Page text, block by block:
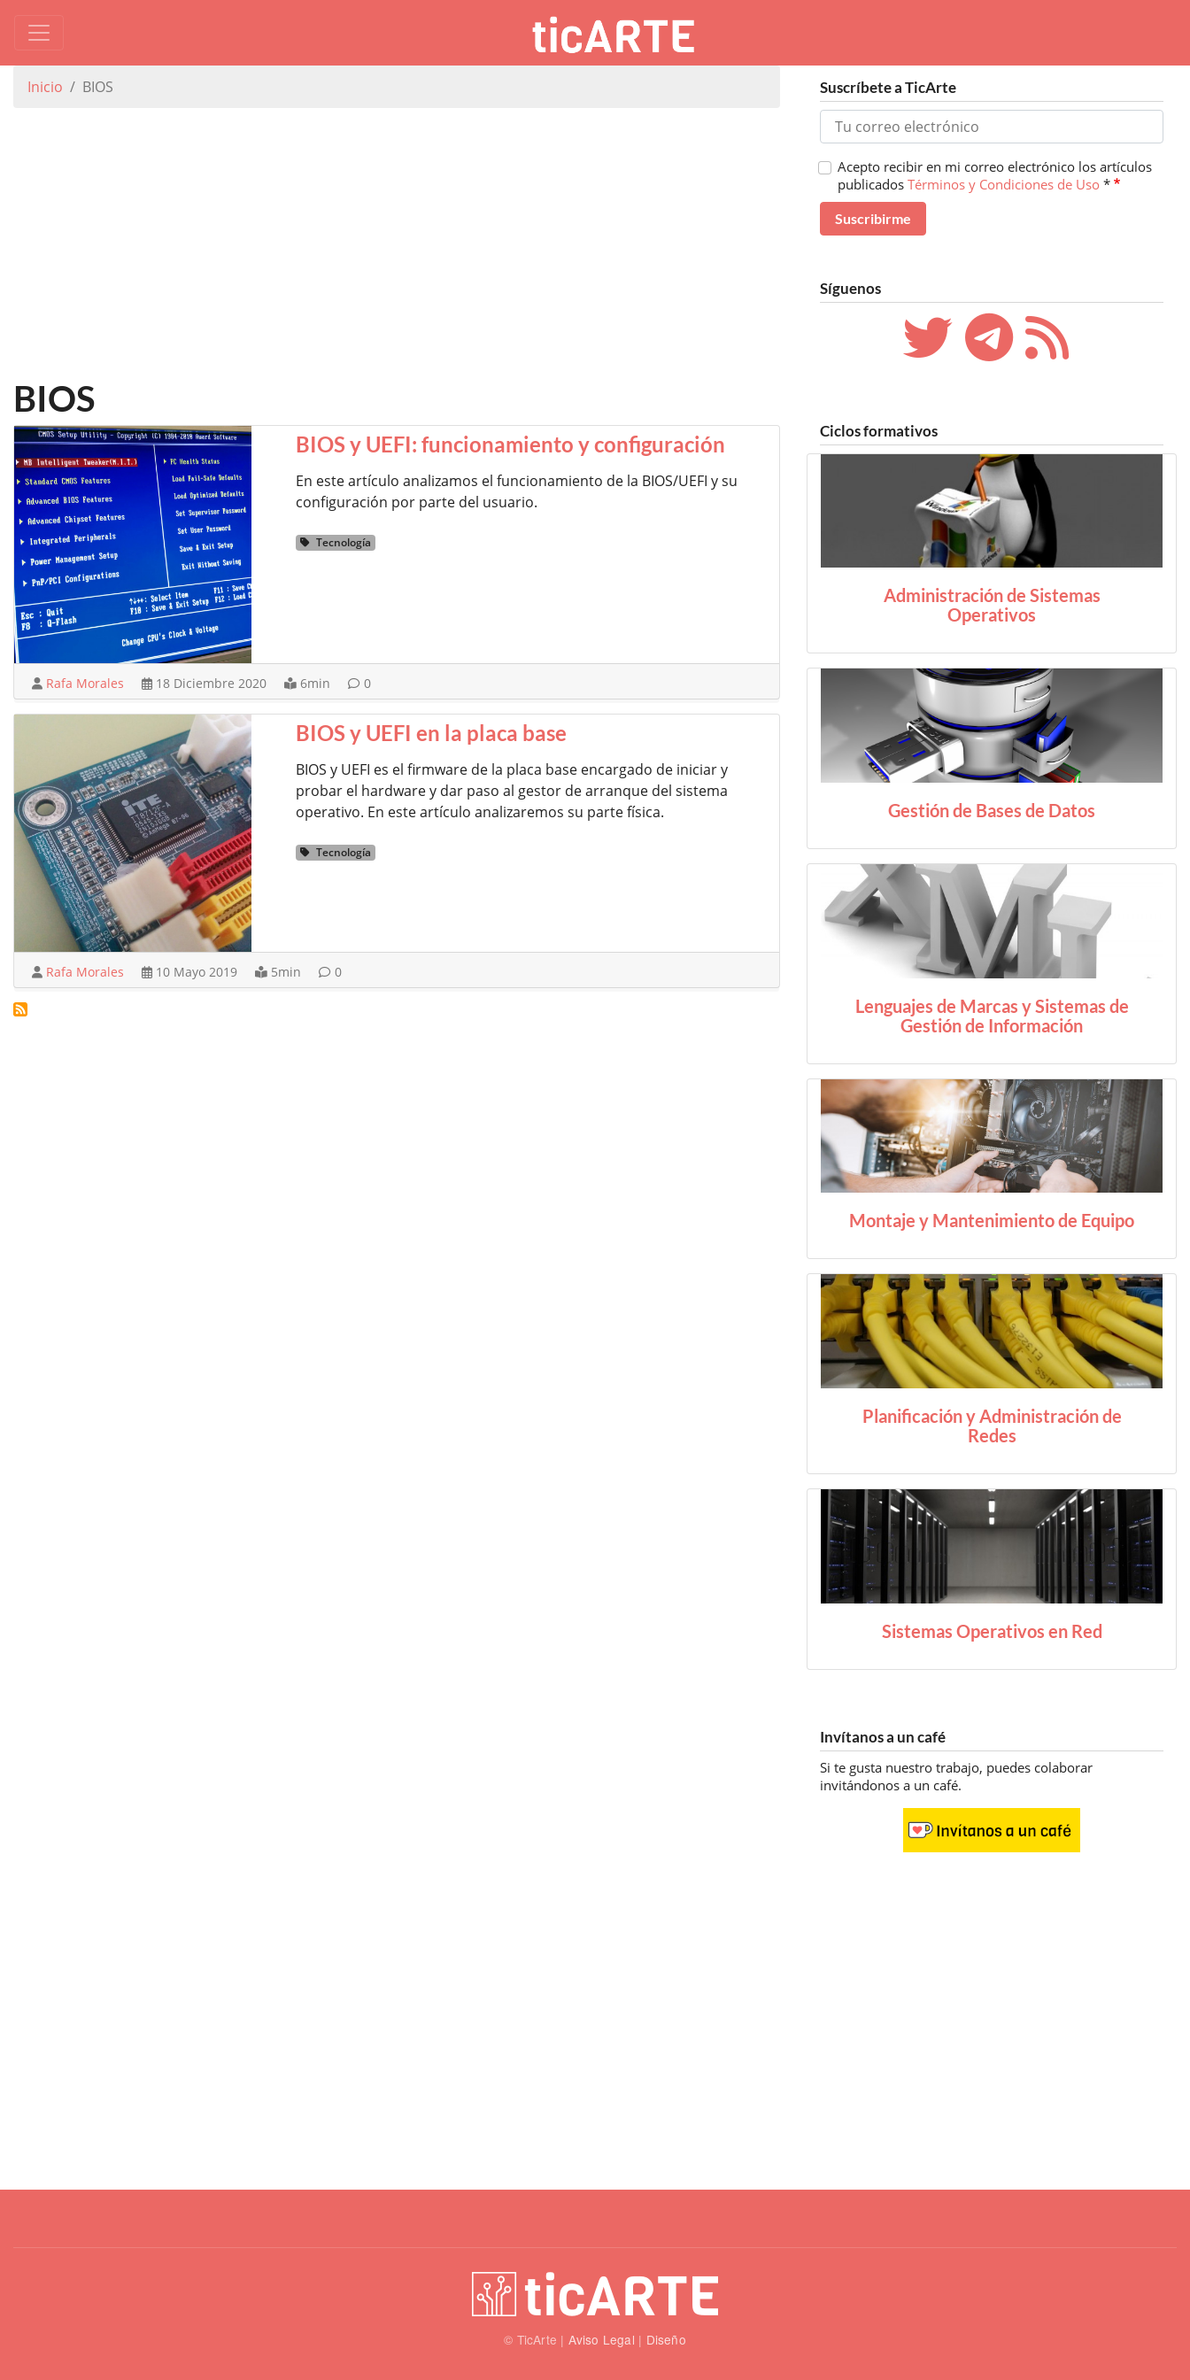
Inicio BIOS
BIOS
BIOS y UEFI: funcionamiento y configuración
En este artículo analizamos el funcionamiento de la BIOS/UEFI y su
configuración por parte del usuario.
Tecnología
Rafa Morales 18 Diciembre 2020 6min 0
BIOS y UEFI en la placa base
BIOS y UEFI es el firmware de la placa base encargado de iniciar y
probar el hardware y dar paso al gestor de arranque del sistema
operativo. En este artículo analizaremos su parte física.
Tecnología
Rafa Morales 10 Mayo 2019 5min 0
Suscríbete a TicArte
Acepto recibir en mi correo electrónico los artículos
publicados Términos y Condiciones de Uso *
Síguenos
Ciclos formativos
Administración de Sistemas
Operativos
Gestión de Bases de Datos
Lenguajes de Marcas y Sistemas de
Gestión de Información
Montaje y Mantenimiento de Equipo
Planificación y Administración de
Redes
Sistemas Operativos en Red
Invítanos a un café
Si te gusta nuestro trabajo, puedes colaborar
invitándonos a un café.
© TicArte | Aviso Legal | Diseño